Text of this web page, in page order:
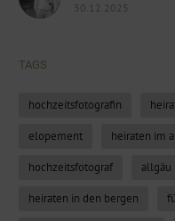
30.12.2025
TAGS
hochzeitsfotografin
elopement heiraten im
hochzeitsfotograf allgäu
heiraten in den bergen